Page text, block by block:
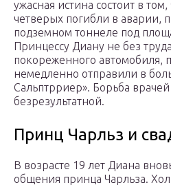
ужасная истина состоит в том,
четверых погибли в аварии,
подземном тоннеле под
Принцессу Диану не без
покореженного автомобиля,
немедленно отправили в
Сальптрриер». Борьба
безрезультатной.
Принц Чарльз и
В возрасте 19 лет Диана
общения принца Чарльза.